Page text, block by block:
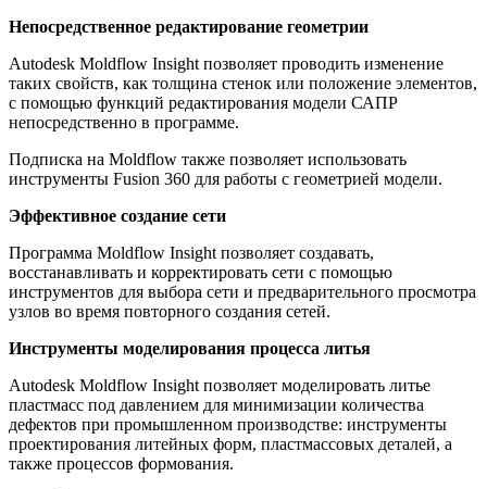
Непосредственное редактирование геометрии
Autodesk Moldflow Insight позволяет проводить изменение
таких свойств, как толщина стенок или положение элементов,
с помощью функций редактирования модели САПР
непосредственно в программе.
Подписка на Moldflow также позволяет использовать
инструменты Fusion 360 для работы с геометрией модели.
Эффективное создание сети
Программа Moldflow Insight позволяет создавать,
восстанавливать и корректировать сети с помощью
инструментов для выбора сети и предварительного просмотра
узлов во время повторного создания сетей.
Инструменты моделирования процесса литья
Autodesk Moldflow Insight позволяет моделировать литье
пластмасс под давлением для минимизации количества
дефектов при промышленном производстве: инструменты
проектирования литейных форм, пластмассовых деталей, а
также процессов формования.